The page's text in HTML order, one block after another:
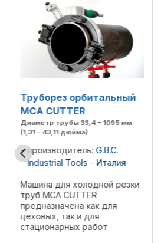
Труборез орбитальный
MCA CUTTER
Диаметр трубы 33,4 – 1095 мм
(1,31 – 43,11 дюйма)
производитель: G.B.C.
Industrial Tools - Италия
Машина для холодной резки
труб MCA CUTTER
предназначена как для
цеховых, так и для
стационарных работ